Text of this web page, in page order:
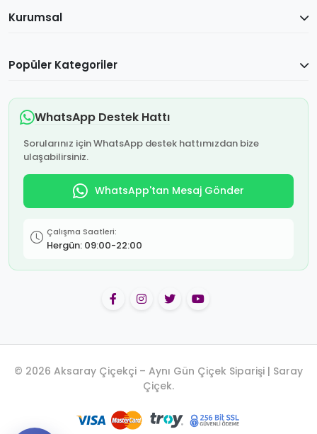
Kurumsal
Popüler Kategoriler
WhatsApp Destek Hattı
Sorularınız için WhatsApp destek hattımızdan bize
ulaşabilirsiniz.
WhatsApp'tan Mesaj Gönder
Çalışma Saatleri:
Hergün: 09:00-22:00
© 2026 Aksaray Çiçekçi – Aynı Gün Çiçek Siparişi | Saray
Çiçek.